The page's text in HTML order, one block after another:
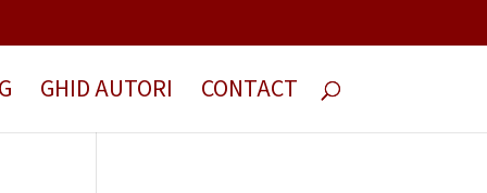
GHID AUTORI CONTACT